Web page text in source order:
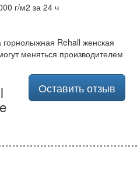
г/м2 за 24 ч
горнолыжная Rehall женская
меняться производителем
Оставить отзыв